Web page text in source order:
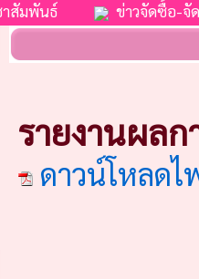
าสัมพันธ์ ข่าวจัดซื้อ-จั
รายงานผล
ดาวน์โหลด